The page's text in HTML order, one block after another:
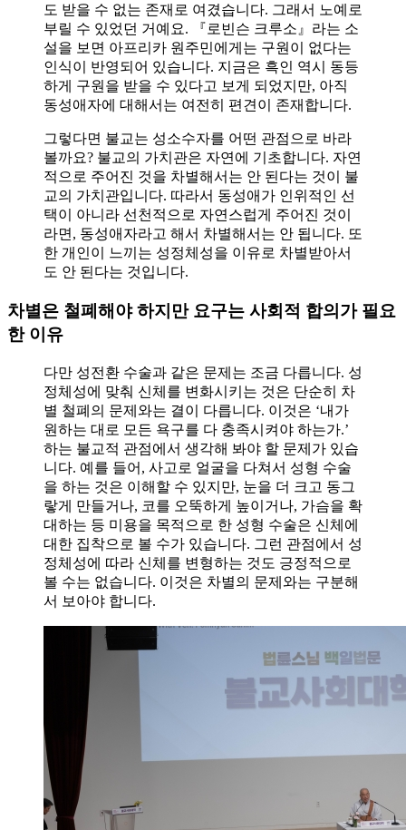
도 받을 수 없는 존재로 여겼습니다. 그래서 노예로
부릴 수 있었던 거예요. 『로빈슨 크루소』라는 소
설을 보면 아프리카 원주민에게는 구원이 없다는
인식이 반영되어 있습니다. 지금은 흑인 역시 동등
하게 구원을 받을 수 있다고 보게 되었지만, 아직
동성애자에 대해서는 여전히 편견이 존재합니다.
그렇다면 불교는 성소수자를 어떤 관점으로 바라
볼까요? 불교의 가치관은 자연에 기초합니다. 자연
적으로 주어진 것을 차별해서는 안 된다는 것이 불
교의 가치관입니다. 따라서 동성애가 인위적인 선
택이 아니라 선천적으로 자연스럽게 주어진 것이
라면, 동성애자라고 해서 차별해서는 안 됩니다. 또
한 개인이 느끼는 성정체성을 이유로 차별받아서
도 안 된다는 것입니다.
차별은 철폐해야 하지만 요구는 사회적 합의가 필요
한 이유
다만 성전환 수술과 같은 문제는 조금 다릅니다. 성
정체성에 맞춰 신체를 변화시키는 것은 단순히 차
별 철폐의 문제와는 결이 다릅니다. 이것은 ‘내가
원하는 대로 모든 욕구를 다 충족시켜야 하는가.’
하는 불교적 관점에서 생각해 봐야 할 문제가 있습
니다. 예를 들어, 사고로 얼굴을 다쳐서 성형 수술
을 하는 것은 이해할 수 있지만, 눈을 더 크고 동그
랗게 만들거나, 코를 오뚝하게 높이거나, 가슴을 확
대하는 등 미용을 목적으로 한 성형 수술은 신체에
대한 집착으로 볼 수가 있습니다. 그런 관점에서 성
정체성에 따라 신체를 변형하는 것도 긍정적으로
볼 수는 없습니다. 이것은 차별의 문제와는 구분해
서 보아야 합니다.